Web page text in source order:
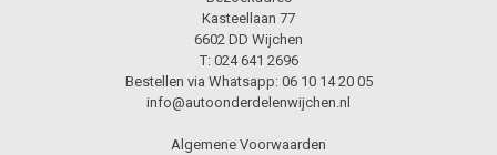
Kasteellaan 77
6602 DD Wijchen
T: 024 641 2696
Bestellen via Whatsapp: 06 10 14 20 05
info@autoonderdelenwijchen.nl
Algemene Voorwaarden